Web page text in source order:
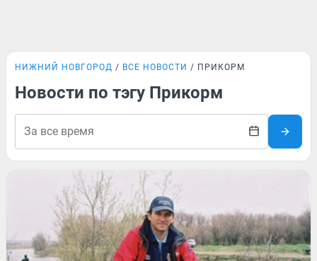
НИЖНИЙ НОВГОРОД ВСЕ НОВОСТИ ПРИКОРМ
Новости по тэгу Прикорм